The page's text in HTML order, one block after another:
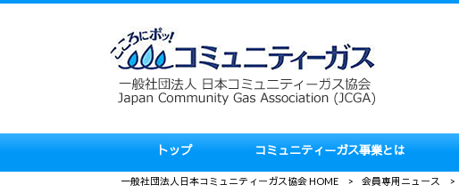
トップ コミュニティーガス事業とは
一般社団法人日本コミュニティーガス協会 HOME > 会員専用ニュース >